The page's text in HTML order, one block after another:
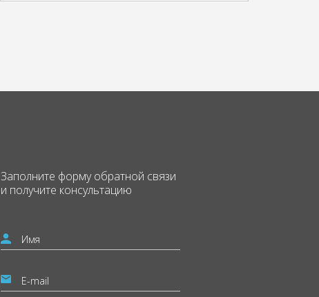
Заполните формуобратной связи
и получите консультацию